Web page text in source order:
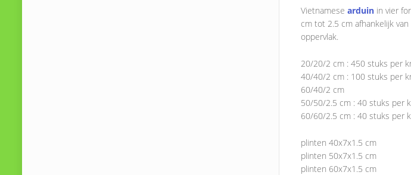
Vietnamesearduin in vier
cm tot 2.5 cm afhankelijk
oppervlak.
20/20/2 cm : 450 stuks per
40/40/2 cm : 100 stuks per
60/40/2 cm
50/50/2.5 cm : 40 stuks per
60/60/2.5 cm : 40 stuks per
plinten 40x7x1.5 cm
plinten 50x7x1.5 cm
plinten 60x7x1.5 cm